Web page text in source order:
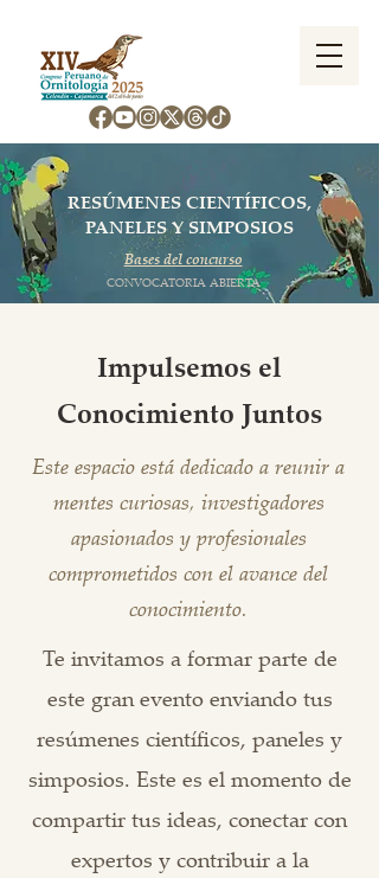
RESÚMENES CIENTÍFICOS,
PANELES Y SIMPOSIOS
Bases del concurso
CONVOCATORIA ABIERTA
Impulsemos el
Conocimiento Juntos
Este espacio está dedicado a reunir a
mentes curiosas, investigadores
apasionados y profesionales
comprometidos con el avance del
conocimiento.
Te invitamos a formar parte de
este gran evento enviando tus
resúmenes científicos, paneles y
simposios. Este es el momento de
compartir tus ideas, conectar con
expertos y contribuir a la